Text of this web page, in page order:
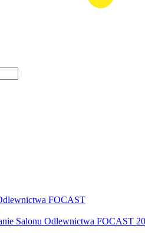
FOCAST
Salonu Odlewnictwa FOCAST